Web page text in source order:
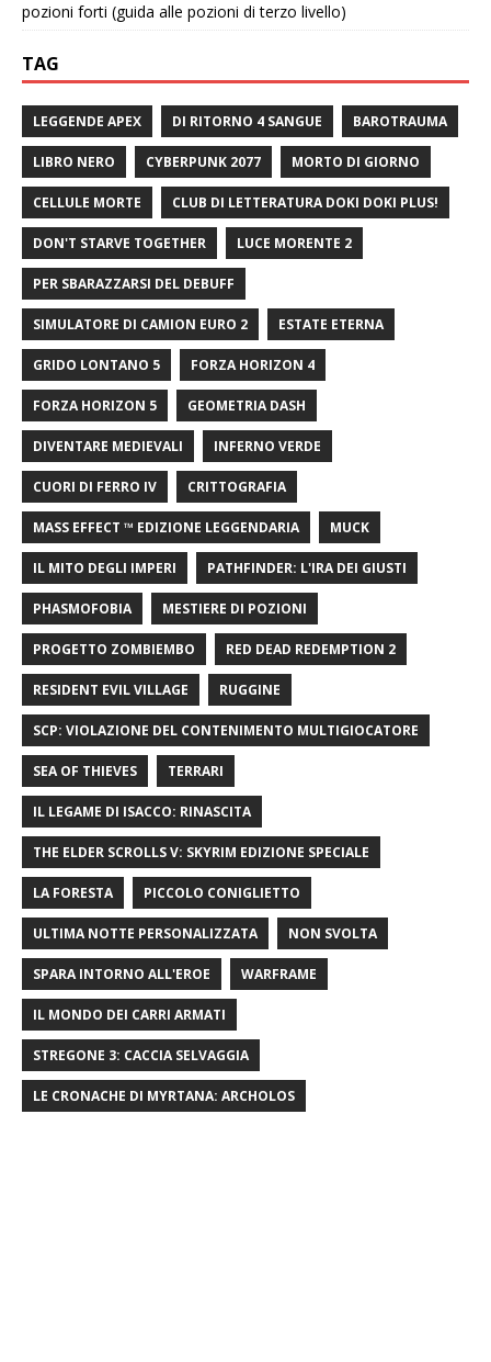
pozioni forti (guida alle pozioni di terzo livello)
TAG
LEGGENDE APEX DI RITORNO 4 SANGUE BAROTRAUMA
LIBRO NERO CYBERPUNK 2077 MORTO DI GIORNO
CELLULE MORTE CLUB DI LETTERATURA DOKI DOKI PLUS!
DON'T STARVE TOGETHER LUCE MORENTE 2
PER SBARAZZARSI DEL DEBUFF
SIMULATORE DI CAMION EURO 2 ESTATE ETERNA
GRIDO LONTANO 5 FORZA HORIZON 4
FORZA HORIZON 5 GEOMETRIA DASH
DIVENTARE MEDIEVALI INFERNO VERDE
CUORI DI FERRO IV CRITTOGRAFIA
MASS EFFECT ™ EDIZIONE LEGGENDARIA MUCK
IL MITO DEGLI IMPERI PATHFINDER: L'IRA DEI GIUSTI
PHASMOFOBIA MESTIERE DI POZIONI
PROGETTO ZOMBIEMBO RED DEAD REDEMPTION 2
RESIDENT EVIL VILLAGE RUGGINE
SCP: VIOLAZIONE DEL CONTENIMENTO MULTIGIOCATORE
SEA OF ​​THIEVES TERRARI
IL LEGAME DI ISACCO: RINASCITA
THE ELDER SCROLLS V: SKYRIM EDIZIONE SPECIALE
LA FORESTA PICCOLO CONIGLIETTO
ULTIMA NOTTE PERSONALIZZATA NON SVOLTA
SPARA INTORNO ALL'EROE WARFRAME
IL MONDO DEI CARRI ARMATI
STREGONE 3: CACCIA SELVAGGIA
LE CRONACHE DI MYRTANA: ARCHOLOS